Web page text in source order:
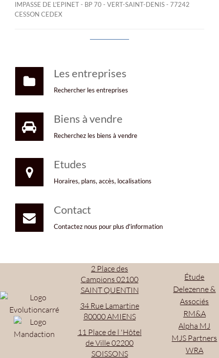
IMPASSE DE L'EPINET - BP 70 - VERT-SAINT-DENIS - 77242
CESSON CEDEX
Les entreprises
Rechercher les entreprises
Biens à vendre
Recherchez les biens à vendre
Etudes
Horaires, plans, accès, localisations
Contact
Contactez nous pour plus d'information
2 Place des
Campions 02100
SAINT QUENTIN
34 Rue Lamartine
80000 AMIENS
11 Place de l 'Hôtel
de Ville 02200
SOISSONS
Étude
Delezenne &
Associés
RM&A
Alpha MJ
MJS Partners
WRA